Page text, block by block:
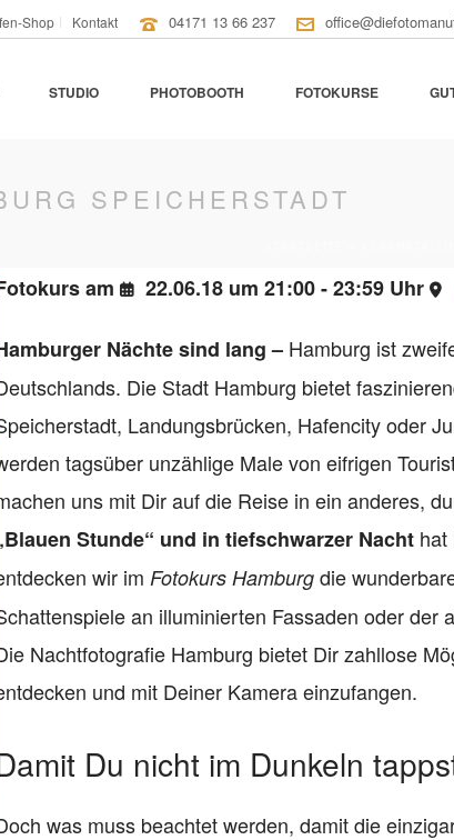
Shop Kontakt 04171 13 66 237
STUDIO PHOTOBOOTH FOTOKURSE
SPEICHERSTADT
am 22.06.18 um 21:00 - 23:59 Uhr
Nächte sind lang – Hamburg ist
Die Stadt Hamburg bietet
Landungsbrücken, Hafencity oder
tagsüber unzählige Male von eifrigen
uns mit Dir auf die Reise in ein anderes,
Stunde“ und in tiefschwarzer Nachthat
wir im Fotokurs Hamburgdie
an illuminierten Fassaden oder der
Nachtfotografie Hamburg bietet Dir zahllose
und mit Deiner Kamera einzufangen.
Du nicht im Dunkeln
was muss beachtet werden, damit die